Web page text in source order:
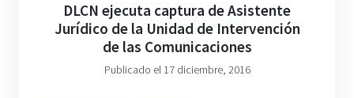
DLCN ejecuta captura de Asistente
Jurídico de la Unidad de Intervención
de las Comunicaciones
Publicado el 17 diciembre, 2016